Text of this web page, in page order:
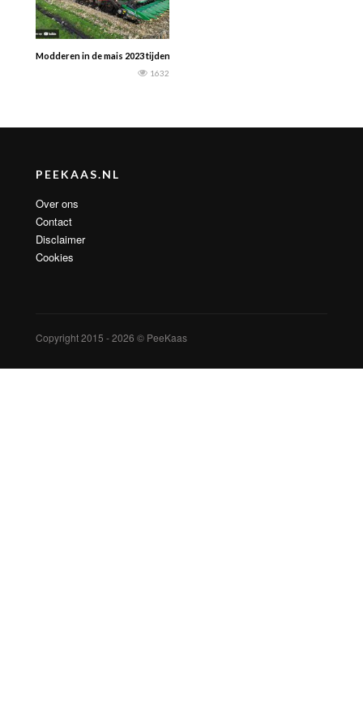
Modderen in de mais 2023 tijdens het maisdorsen in Duitsland met een John
1632
PEEKAAS.NL
Over ons
Contact
Disclaimer
Cookies
Copyright 2015 - 2026 © PeeKaas